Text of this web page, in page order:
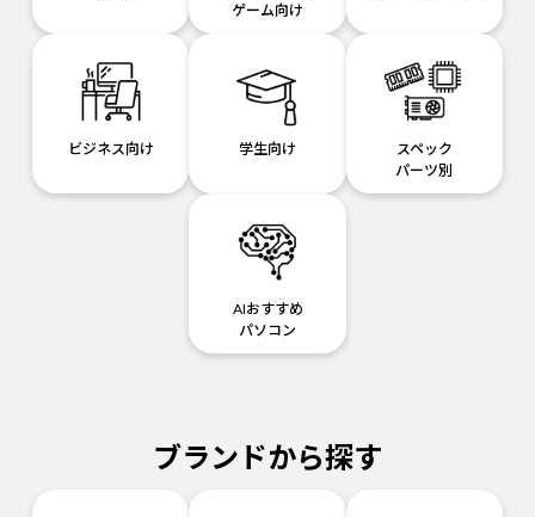
ゲーム向け
ビジネス向け 学生向け
スペック
パーツ別
AIおすすめ
パソコン
ブランドから探す